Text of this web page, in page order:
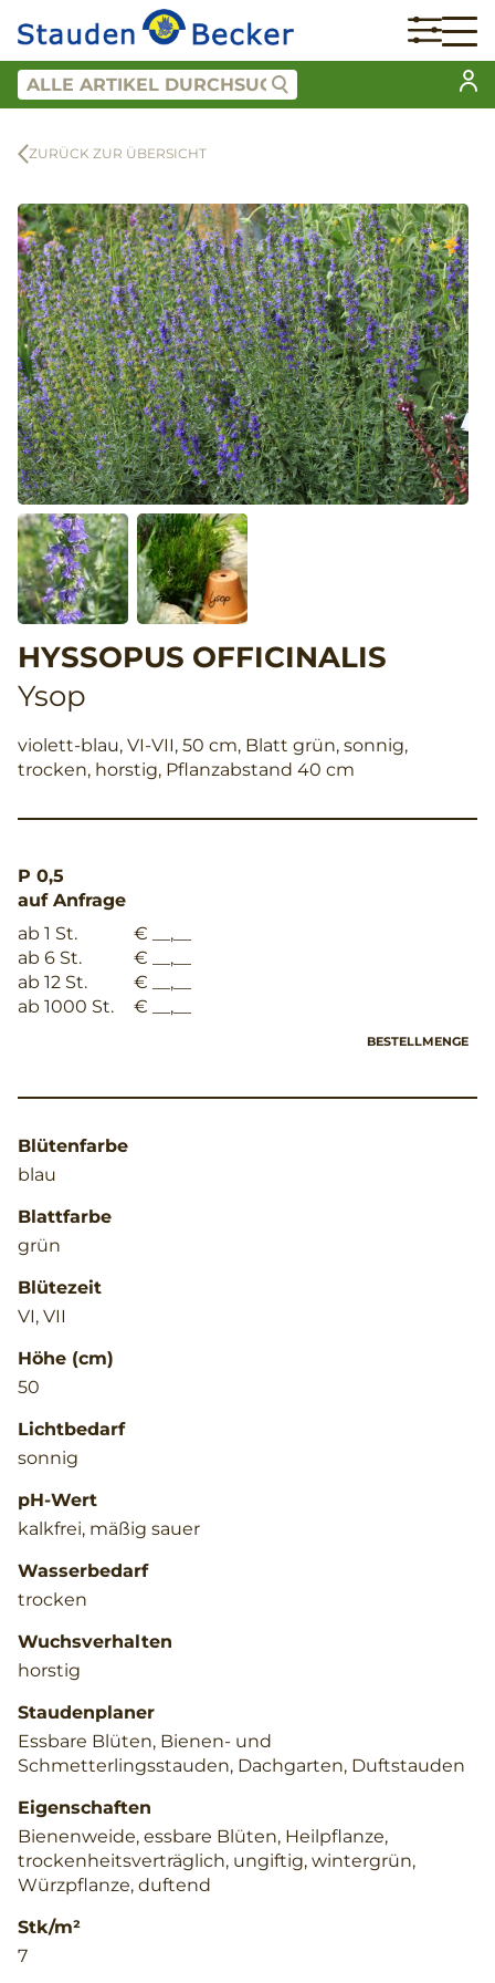
ZURÜCK ZUR ÜBERSICHT
HYSSOPUS OFFICINALIS
Ysop
violett-blau, VI-VII, 50 cm, Blatt grün, sonnig,
trocken, horstig, Pflanzabstand 40 cm
P 0,5
auf Anfrage
ab 1 St.
€ __,__
ab 6 St.
€ __,__
ab 12 St.
€ __,__
ab 1000 St.
€ __,__
BESTELLMENGE
Blütenfarbe
blau
Blattfarbe
grün
Blütezeit
VI, VII
Höhe (cm)
50
Lichtbedarf
sonnig
pH-Wert
kalkfrei, mäßig sauer
Wasserbedarf
trocken
Wuchsverhalten
horstig
Staudenplaner
Essbare Blüten, Bienen- und
Schmetterlingsstauden, Dachgarten, Duftstauden
Eigenschaften
Bienenweide, essbare Blüten, Heilpflanze,
trockenheitsverträglich, ungiftig, wintergrün,
Würzpflanze, duftend
Stk/m²
7